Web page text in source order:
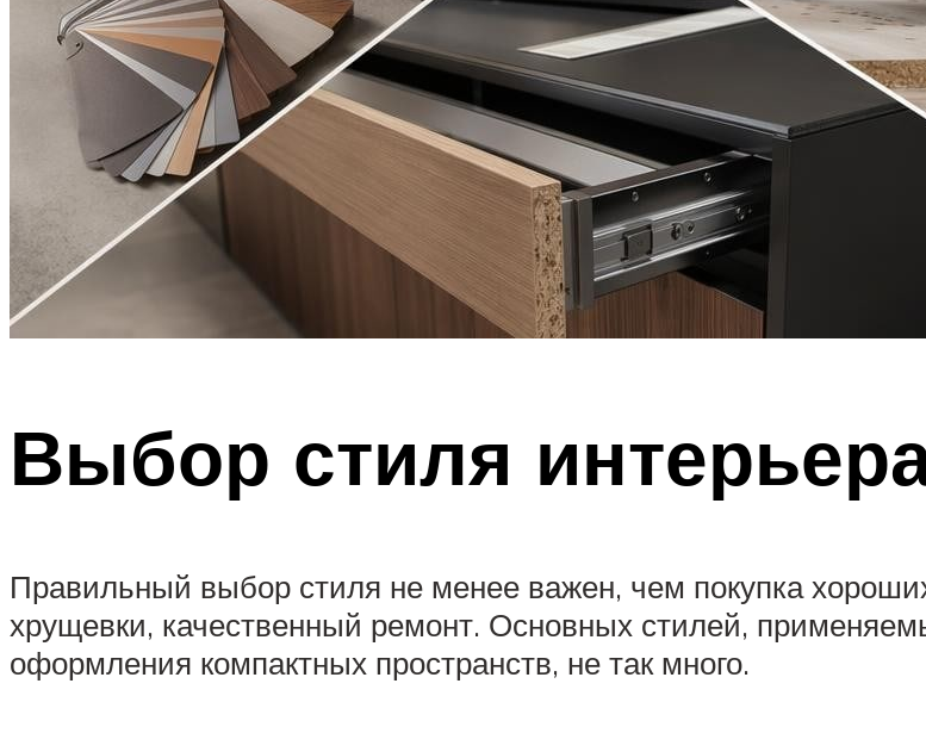
Выбор стиля
Правильный выбор стиля не менее важен, чем покупка
хрущевки, качественный ремонт. Основных стилей,
оформления компактных пространств, не так много.